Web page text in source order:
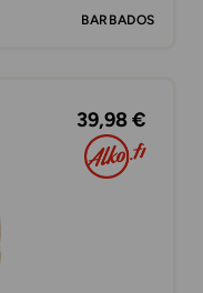
BARBADOS
39,98 €